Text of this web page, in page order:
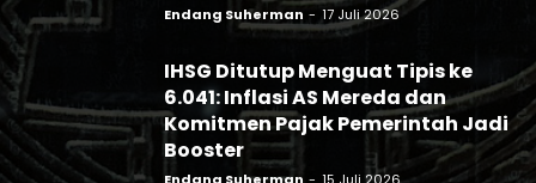
Endang Suherman - 17 Juli 2026
IHSG Ditutup Menguat Tipis ke
6.041: Inflasi AS Mereda dan
Komitmen Pajak Pemerintah Jadi
Booster
Endang Suherman - 15 Juli 2026